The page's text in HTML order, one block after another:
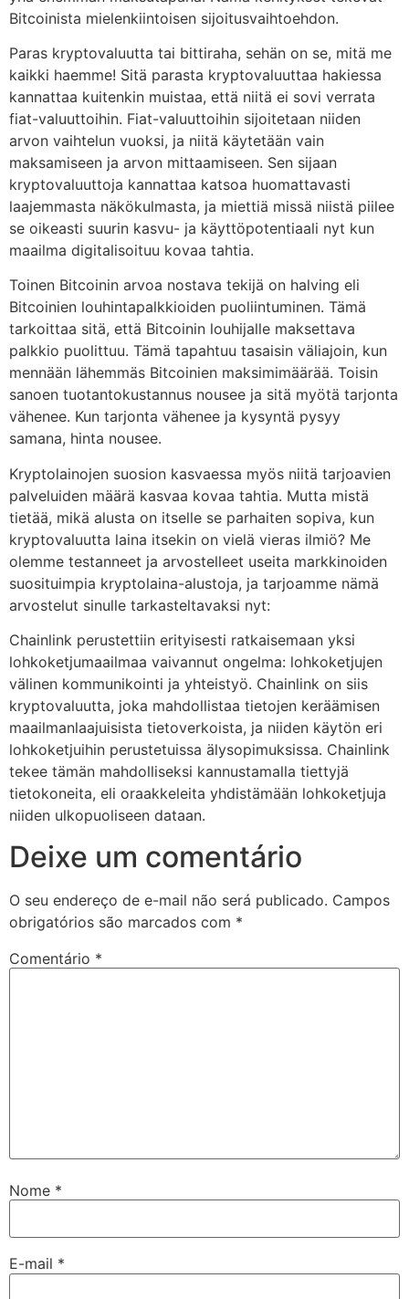
Bitcoinista mielenkiintoisen sijoitusvaihtoehdon.
Paras kryptovaluutta tai bittiraha, sehän on se, mitä me
kaikki haemme! Sitä parasta kryptovaluuttaa hakiessa
kannattaa kuitenkin muistaa, että niitä ei sovi verrata
fiat-valuuttoihin. Fiat-valuuttoihin sijoitetaan niiden
arvon vaihtelun vuoksi, ja niitä käytetään vain
maksamiseen ja arvon mittaamiseen. Sen sijaan
kryptovaluuttoja kannattaa katsoa huomattavasti
laajemmasta näkökulmasta, ja miettiä missä niistä piilee
se oikeasti suurin kasvu- ja käyttöpotentiaali nyt kun
maailma digitalisoituu kovaa tahtia.
Toinen Bitcoinin arvoa nostava tekijä on halving eli
Bitcoinien louhintapalkkioiden puoliintuminen. Tämä
tarkoittaa sitä, että Bitcoinin louhijalle maksettava
palkkio puolittuu. Tämä tapahtuu tasaisin väliajoin, kun
mennään lähemmäs Bitcoinien maksimimäärää. Toisin
sanoen tuotantokustannus nousee ja sitä myötä tarjonta
vähenee. Kun tarjonta vähenee ja kysyntä pysyy
samana, hinta nousee.
Kryptolainojen suosion kasvaessa myös niitä tarjoavien
palveluiden määrä kasvaa kovaa tahtia. Mutta mistä
tietää, mikä alusta on itselle se parhaiten sopiva, kun
kryptovaluutta laina itsekin on vielä vieras ilmiö? Me
olemme testanneet ja arvostelleet useita markkinoiden
suosituimpia kryptolaina-alustoja, ja tarjoamme nämä
arvostelut sinulle tarkasteltavaksi nyt:
Chainlink perustettiin erityisesti ratkaisemaan yksi
lohkoketjumaailmaa vaivannut ongelma: lohkoketjujen
välinen kommunikointi ja yhteistyö. Chainlink on siis
kryptovaluutta, joka mahdollistaa tietojen keräämisen
maailmanlaajuisista tietoverkoista, ja niiden käytön eri
lohkoketjuihin perustetuissa älysopimuksissa. Chainlink
tekee tämän mahdolliseksi kannustamalla tiettyjä
tietokoneita, eli oraakkeleita yhdistämään lohkoketjuja
niiden ulkopuoliseen dataan.
Deixe um comentário
O seu endereço de e-mail não será publicado. Campos
obrigatórios são marcados com *
Comentário *
Nome *
E-mail *